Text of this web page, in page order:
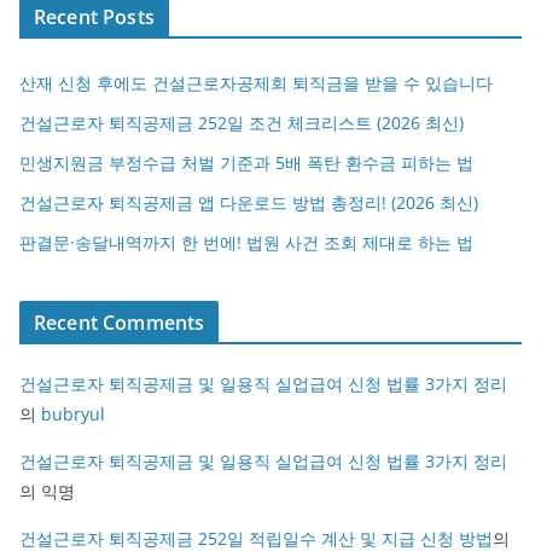
Recent Posts
산재 신청 후에도 건설근로자공제회 퇴직금을 받을 수 있습니다
건설근로자 퇴직공제금 252일 조건 체크리스트 (2026 최신)
민생지원금 부정수급 처벌 기준과 5배 폭탄 환수금 피하는 법
건설근로자 퇴직공제금 앱 다운로드 방법 총정리! (2026 최신)
판결문·송달내역까지 한 번에! 법원 사건 조회 제대로 하는 법
Recent Comments
건설근로자 퇴직공제금 및 일용직 실업급여 신청 법률 3가지 정리
의 bubryul
건설근로자 퇴직공제금 및 일용직 실업급여 신청 법률 3가지 정리
의 익명
건설근로자 퇴직공제금 252일 적립일수 계산 및 지급 신청 방법의